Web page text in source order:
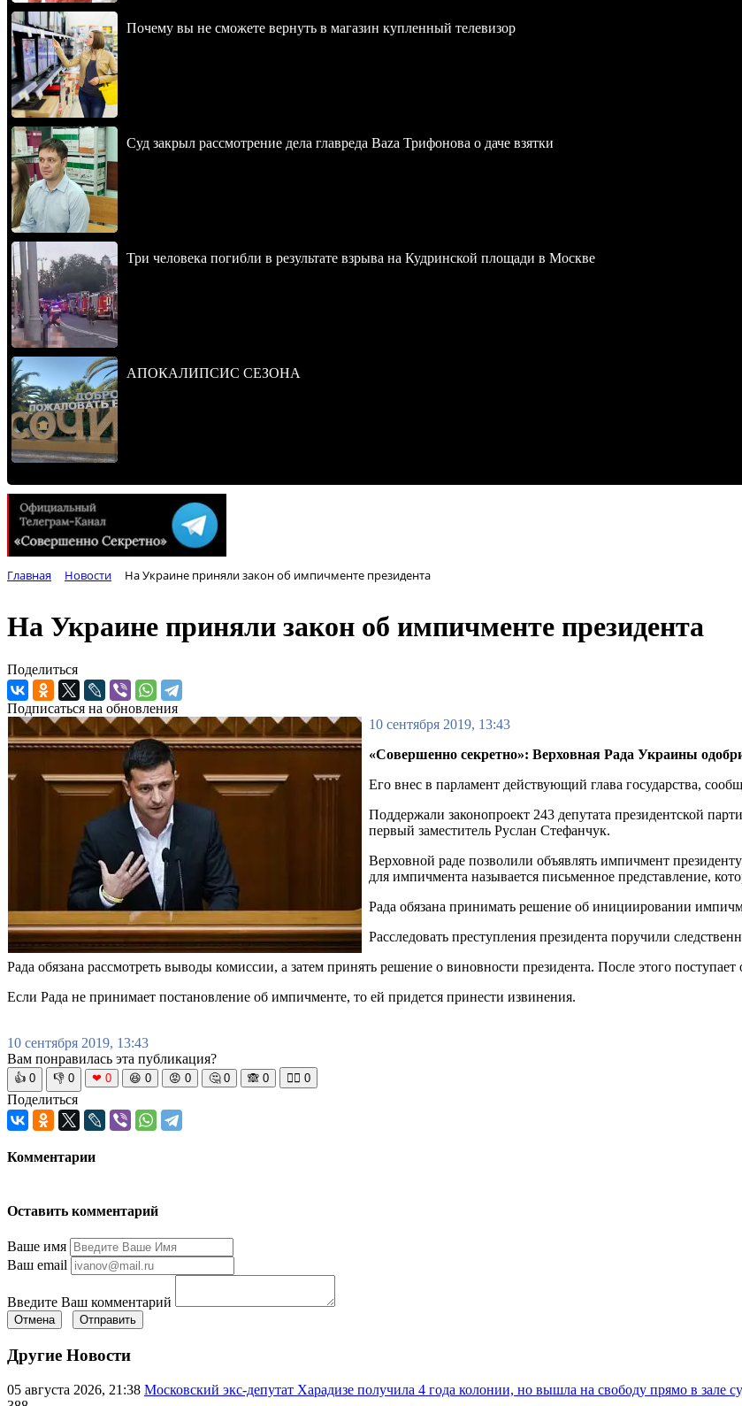
Почему вы не сможете вернуть в магазин купленный телевизор
Суд закрыл рассмотрение дела главреда Baza Трифонова о даче взятки
Три человека погибли в результате взрыва на Кудринской площади в Москве
АПОКАЛИПСИС СЕЗОНА
Главная Новости На Украине приняли закон об импичменте президента
На Украине приняли закон об импичменте президента
Поделиться
Подписаться на обновления
10 сентября 2019, 13:43
«Совершенно секретно»: Верховная Рада Украины
Его внес в парламент действующий глава государства,
Поддержали законопроект 243 депутата президентской
первый заместитель Руслан Стефанчук.
Верховной раде позволили объявлять импичмент
для импичмента называется письменное представление,
Рада обязана принимать решение об инициировании
Расследовать преступления президента поручили
Рада обязана рассмотреть выводы комиссии, а затем принять решение о виновности президента. После этого поступает
Если Рада не принимает постановление об импичменте, то ей придется принести извинения.
10 сентября 2019, 13:43
Вам понравилась эта публикация?
👍 0 👎 0 ❤ 0 😆 0 😡 0 🤔 0 🙈 0 🧘‍♀️ 0
Поделиться
Комментарии
Оставить комментарий
Ваше имя
Ваш email
Введите Ваш комментарий
Отмена Отправить
Другие Новости
05 августа 2026, 21:38 Московский экс-депутат Харадизе получила 4 года колонии, но вышла на свободу прямо в зале